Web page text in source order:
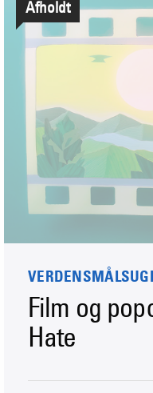
Afholdt
Film og
Hate